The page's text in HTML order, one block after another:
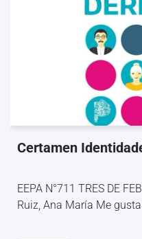
Certamen
EEPA N°711 TRES DE
Ruiz, Ana María Me gusta